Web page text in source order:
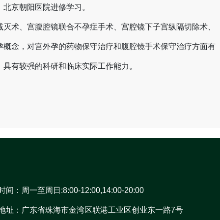
京朝阳医院进修学习。
术、宫腹腔镜联合不孕症手术、宫腔镜下子宫纵隔切除术、
念，对宫外孕的药物保守治疗和腹腔镜手术保守治疗方面有
有较强的科研和临床实际工作能力。
间：周一至周日:8:00-12:00,14:00-20:00
址：广东省珠海市金湾区联港工业区创业东一路7号